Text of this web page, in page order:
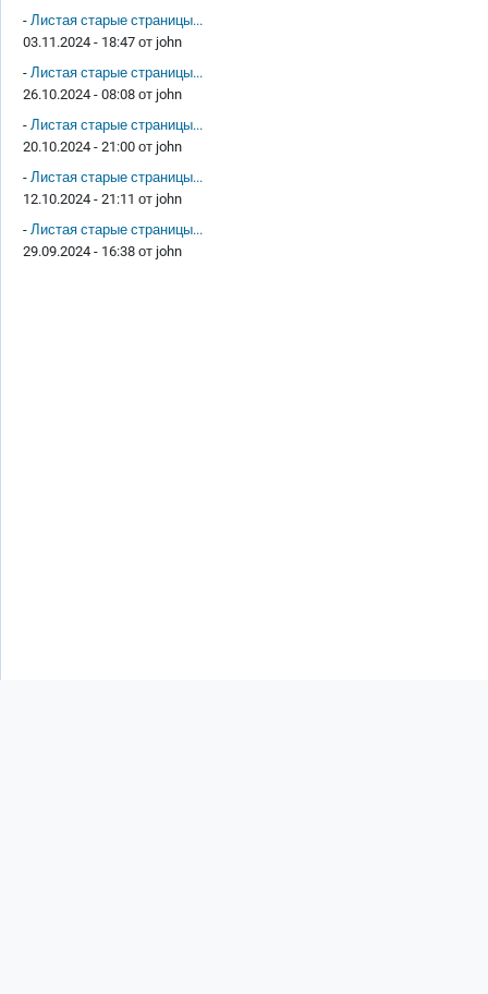
- Листая старые страницы...
03.11.2024 - 18:47 от john
- Листая старые страницы...
26.10.2024 - 08:08 от john
- Листая старые страницы...
20.10.2024 - 21:00 от john
- Листая старые страницы...
12.10.2024 - 21:11 от john
- Листая старые страницы...
29.09.2024 - 16:38 от john